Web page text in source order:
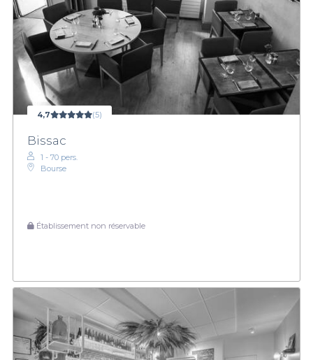
4,7 (5)
Bissac
1 - 70 pers.
Bourse
Établissement non réservable